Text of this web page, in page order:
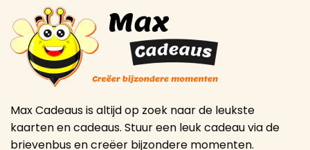
Max Cadeaus is altijd op zoek naar de leukste
kaarten en cadeaus. Stuur een leuk cadeau via de
brievenbus en creëer bijzondere momenten.